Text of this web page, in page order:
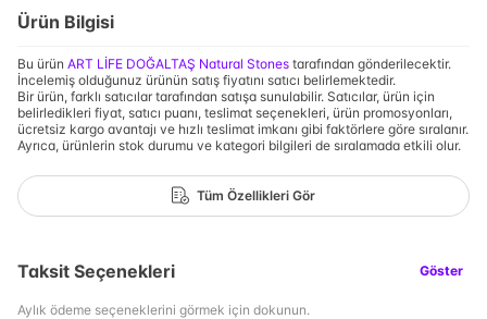
Ürün Bilgisi
Bu ürün ART LİFE DOĞALTAŞ Natural Stones tarafından gönderilecektir.
İncelemiş olduğunuz ürünün satış fiyatını satıcı belirlemektedir.
Bir ürün, farklı satıcılar tarafından satışa sunulabilir. Satıcılar, ürün için
belirledikleri fiyat, satıcı puanı, teslimat seçenekleri, ürün promosyonları,
ücretsiz kargo avantajı ve hızlı teslimat imkanı gibi faktörlere göre sıralanır.
Ayrıca, ürünlerin stok durumu ve kategori bilgileri de sıralamada etkili olur.
Tüm Özellikleri Gör
Taksit Seçenekleri Göster
Aylık ödeme seçeneklerini görmek için dokunun.